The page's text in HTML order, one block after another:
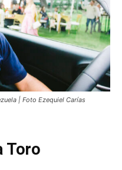
| Foto Ezequiel Carías
Toro